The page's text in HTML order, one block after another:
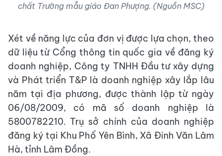
chất Trường mẫu giáo Đan Phượng. (Nguồn MSC)
Xét về năng lực của đơn vị được lựa chọn, theo
dữ liệu từ Cổng thông tin quốc gia về đăng ký
doanh nghiệp, Công ty TNHH Đầu tư xây dựng
và Phát triển T&P là doanh nghiệp xây lắp lâu
năm tại địa phương, được thành lập từ ngày
06/08/2009, có mã số doanh nghiệp là
5800782210. Trụ sở chính của doanh nghiệp
đăng ký tại Khu Phố Yên Bình, Xã Đinh Văn Lâm
Hà, tỉnh Lâm Đồng.